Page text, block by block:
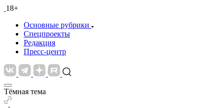
18+
Основные рубрики
Спецпроекты
Редакция
Пресс-центр
Тёмная тема